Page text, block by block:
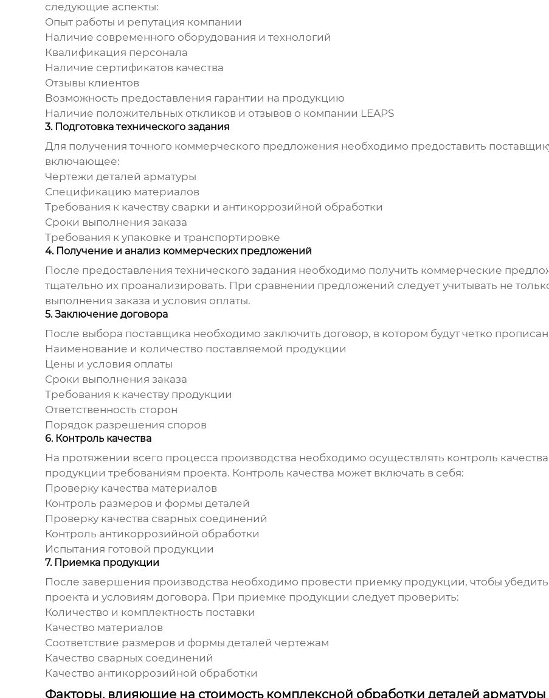
следующие аспекты:
Опыт работы и репутация компании
Наличие современного оборудования и технологий
Квалификация персонала
Наличие сертификатов качества
Отзывы клиентов
Возможность предоставления гарантии на продукцию
Наличие положительных откликов и отзывов о компании LEAPS
3. Подготовка технического задания
Для получения точного коммерческого предложения необходимо предоставить
включающее:
Чертежи деталей арматуры
Спецификацию материалов
Требования к качеству сварки и антикоррозийной обработки
Сроки выполнения заказа
Требования к упаковке и транспортировке
4. Получение и анализ коммерческих предложений
После предоставления технического задания необходимо получить коммерческие
тщательно их проанализировать. При сравнении предложений следует учитывать не
выполнения заказа и условия оплаты.
5. Заключение договора
После выбора поставщика необходимо заключить договор, в котором будут четко
Наименование и количество поставляемой продукции
Цены и условия оплаты
Сроки выполнения заказа
Требования к качеству продукции
Ответственность сторон
Порядок разрешения споров
6. Контроль качества
На протяжении всего процесса производства необходимо осуществлять контроль
продукции требованиям проекта. Контроль качества может включать в себя:
Проверку качества материалов
Контроль размеров и формы деталей
Проверку качества сварных соединений
Контроль антикоррозийной обработки
Испытания готовой продукции
7. Приемка продукции
После завершения производства необходимо провести приемку продукции, чтобы
проекта и условиям договора. При приемке продукции следует проверить:
Количество и комплектность поставки
Качество материалов
Соответствие размеров и формы деталей чертежам
Качество сварных соединений
Качество антикоррозийной обработки
Факторы, влияющие на стоимость комплексной обработки деталей арматуры